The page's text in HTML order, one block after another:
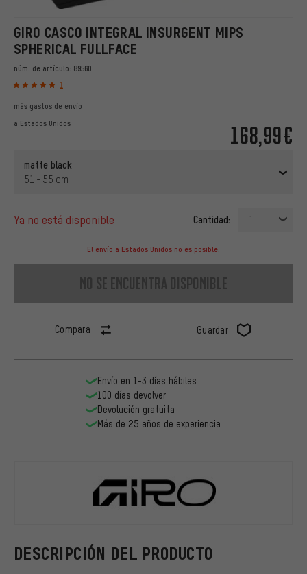
GIRO CASCO INTEGRAL INSURGENT MIPS
SPHERICAL FULLFACE
núm. de artículo: 89560
1
168,99€
más gastos de envío
a Estados Unidos
matte black
51 - 55 cm
ya no está disponible Cantidad: 1
El envío a Estados Unidos no es posible.
no se encuentra disponible
Compara Guardar
DESCRIPCIÓN DEL PRODUCTO
Envío en 1-3 días hábiles
100 días devolver
Devolución gratuita
Más de 25 años de experiencia
Giro